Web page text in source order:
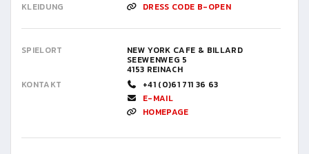
KLEIDUNG
DRESS CODE B-OPEN
SPIELORT NEW YORK CAFE & BILLARD
SEEWENWEG 5
4153 REINACH
KONTAKT
+41 (0)61 711 36 63
E-MAIL
HOMEPAGE